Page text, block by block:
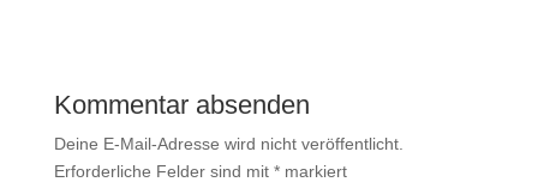
Kommentar absenden
Deine E-Mail-Adresse wird nicht veröffentlicht.
Erforderliche Felder sind mit *markiert